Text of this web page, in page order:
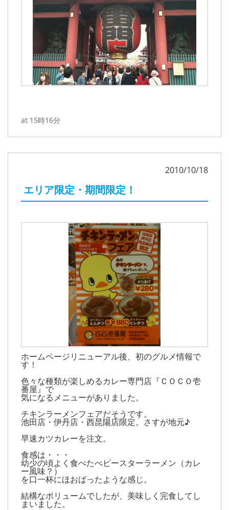
at 15時16分
2010/10/18
エリア限定・期間限定！
ホームページリニューアル後、初のグルメ情報で
す！
色々な種類が楽しめるカレー専門店『ＣＯＣＯ壱
番屋』で
気になるメニューがありました。
チキンラーメンフェアだそうです。
池田店・伊丹店・西昆陽店限定。さすが地元♪
早速カツカレーを注文。
食感は・・・
幼少の頃よく食べたべビースターラーメン（カレ
ー風味？）
を口一杯にほおばったような感じ。
結構なボリュームでしたが、美味しく完食してし
まいました。